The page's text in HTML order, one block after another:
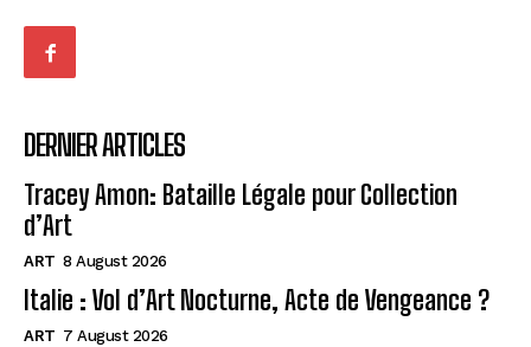
DERNIER ARTICLES
Tracey Amon: Bataille Légale pour Collection
d’Art
ART 8 August 2026
Italie : Vol d’Art Nocturne, Acte de Vengeance ?
ART 7 August 2026